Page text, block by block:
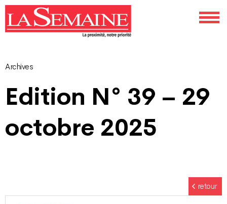
Archives
Edition N° 39 – 29
octobre 2025
retour
Navigation
des
articles